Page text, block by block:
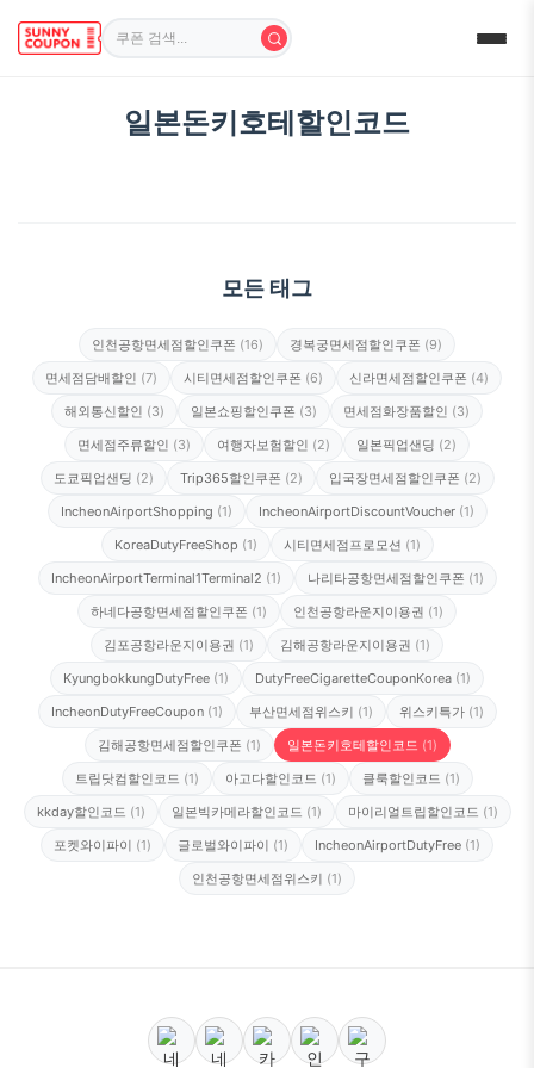
일본돈키호테할인코드
모든 태그
인천공항면세점할인쿠폰 (16) 경복궁면세점할인쿠폰 (9)
면세점담배할인 (7) 시티면세점할인쿠폰 (6) 신라면세점할인쿠폰 (4)
해외통신할인 (3) 일본쇼핑할인쿠폰 (3) 면세점화장품할인 (3)
면세점주류할인 (3) 여행자보험할인 (2) 일본픽업샌딩 (2)
도쿄픽업샌딩 (2) Trip365할인쿠폰 (2) 입국장면세점할인쿠폰 (2)
IncheonAirportShopping (1) IncheonAirportDiscountVoucher (1)
KoreaDutyFreeShop (1) 시티면세점프로모션 (1)
IncheonAirportTerminal1Terminal2 (1) 나리타공항면세점할인쿠폰 (1)
하네다공항면세점할인쿠폰 (1) 인천공항라운지이용권 (1)
김포공항라운지이용권 (1) 김해공항라운지이용권 (1)
KyungbokkungDutyFree (1) DutyFreeCigaretteCouponKorea (1)
IncheonDutyFreeCoupon (1) 부산면세점위스키 (1) 위스키특가 (1)
김해공항면세점할인쿠폰 (1) 일본돈키호테할인코드 (1)
트립닷컴할인코드 (1) 아고다할인코드 (1) 클룩할인코드 (1)
kkday할인코드 (1) 일본빅카메라할인코드 (1) 마이리얼트립할인코드 (1)
포켓와이파이 (1) 글로벌와이파이 (1) IncheonAirportDutyFree (1)
인천공항면세점위스키 (1)